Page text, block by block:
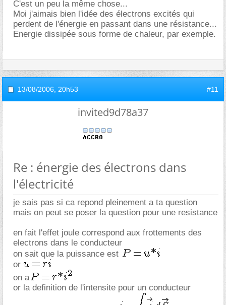
C'est un peu la même chose...
Moi j'aimais bien l'idée des électrons excités qui
perdent de l'énergie en passant dans une résistance...
Energie dissipée sous forme de chaleur, par exemple.
13/08/2006, 20h53 #11
invited9d78a37
Re : énergie des électrons dans
l'électricité
je sais pas si ca repond pleinement a ta question
mais on peut se poser la question pour une resistance
en fait l'effet joule correspond aux frottements des
electrons dans le conducteur
on sait que la puissance est
or
on a
or la definition de l'intensite pour un conducteur